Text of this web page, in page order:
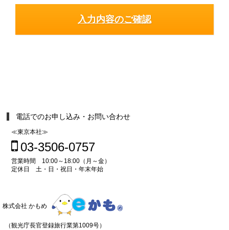
電話でのお申し込み・お問い合わせ
≪東京本社≫
03-3506-0757
営業時間 10:00～18:00（月～金）
定休日 土・日・祝日・年末年始
株式会社 かもめ
（観光庁長官登録旅行業第1009号）